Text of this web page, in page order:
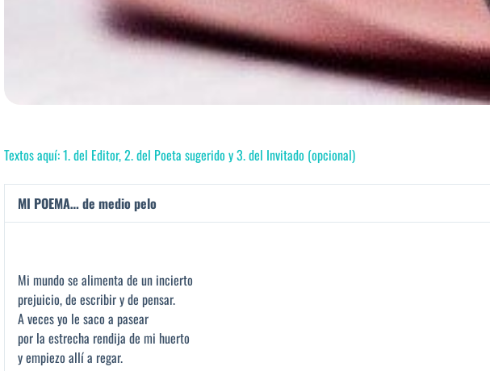
Textos aquí: 1. del Editor, 2. del Poeta sugerido y 3. del Invitado (opcional)
MI POEMA… de medio pelo
Mi mundo se alimenta de un incierto
prejuicio, de escribir y de pensar.
A veces yo le saco a pasear
por la estrecha rendija de mi huerto
y empiezo allí a regar.